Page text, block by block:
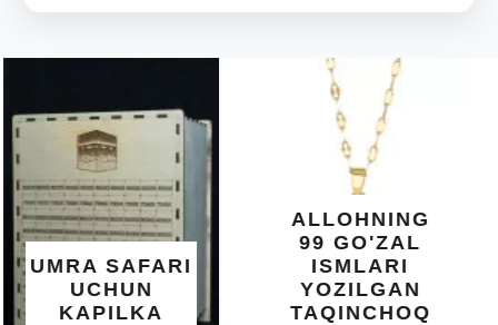
ALLOHNING
99 GO'ZAL
ISMLARI
YOZILGAN
TAQINCHOQ
DIYORIDA
O'SUVCHI
KUNDUR
DARAXTINING
SHIFOBAXSH
YELIMI: AQL,
XOTIRA VA
UMUMIY
SALOMATLIK
UCHUN
BEBAHO
NE'MAT